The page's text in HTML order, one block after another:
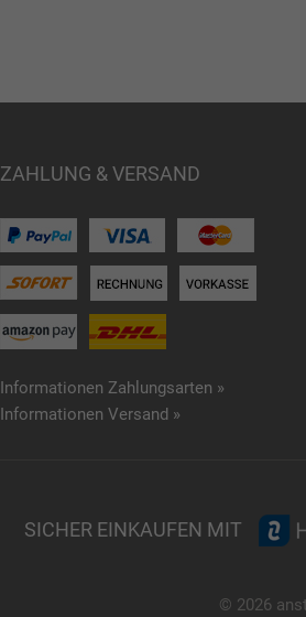
ZAHLUNG & VERSAND
Informationen Zahlungsarten »
Informationen Versand »
SICHER EINKAUFEN MIT
© 2026